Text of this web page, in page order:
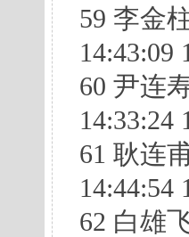
59 李金
14:43:09
60 尹连
14:33:24
61 耿连
14:44:54
62 白雄